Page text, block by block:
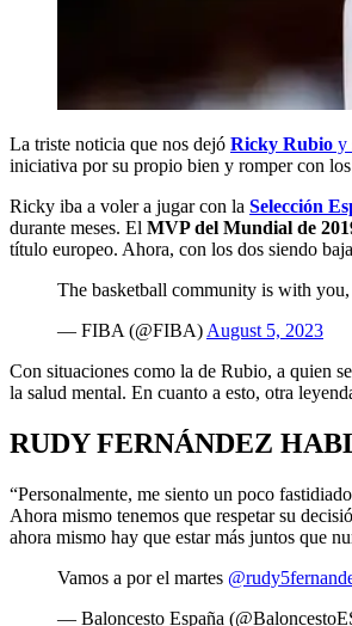
La triste noticia que nos dejó Ricky Rubio y
iniciativa por su propio bien y romper con
Ricky iba a voler a jugar con la Selección
durante meses. El MVP del Mundial de
título europeo. Ahora, con los dos siendo
The basketball community is with
— FIBA (@FIBA) August 5, 2023
Con situaciones como la de Rubio, a quien
la salud mental. En cuanto a esto, otra
RUDY FERNÁNDEZ
“Personalmente, me siento un poco
Ahora mismo tenemos que respetar su
ahora mismo hay que estar más juntos que
Vamos a por el martes
— Baloncesto España